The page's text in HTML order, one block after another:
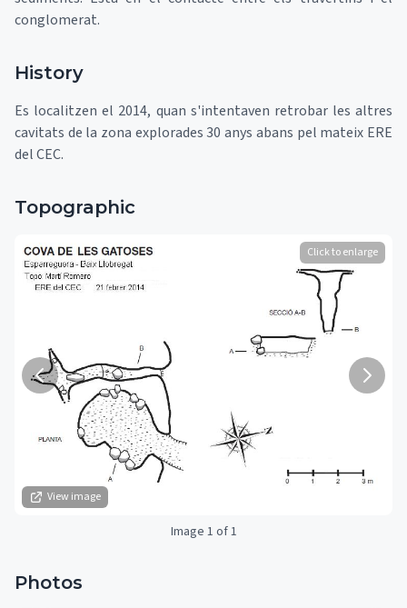
conglomerat.
History
Es localitzen el 2014, quan s'intentaven retrobar les altres
cavitats de la zona explorades 30 anys abans pel mateix ERE
del CEC.
Topographic
View image
Click to enlarge
Image 1 of 1
Photos